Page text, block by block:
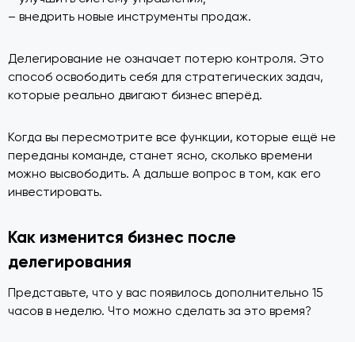
– внедрить новые инструменты продаж.
Делегирование не означает потерю контроля. Это
способ освободить себя для стратегических задач,
которые реально двигают бизнес вперёд.
Когда вы пересмотрите все функции, которые ещё не
переданы команде, станет ясно, сколько времени
можно высвободить. А дальше вопрос в том, как его
инвестировать.
Как изменится бизнес после
делегирования
Представьте, что у вас появилось дополнительно 15
часов в неделю. Что можно сделать за это время?